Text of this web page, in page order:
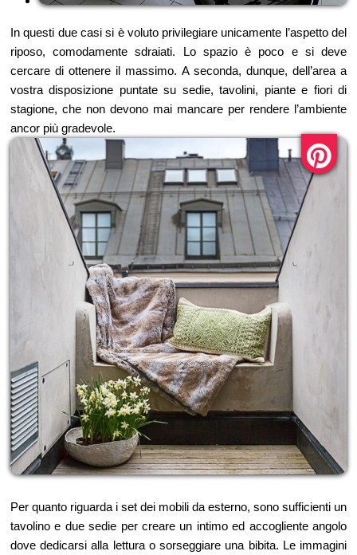
In questi due casi si è voluto privilegiare unicamente l’aspetto del
riposo, comodamente sdraiati. Lo spazio è poco e si deve
cercare di ottenere il massimo. A seconda, dunque, dell’area a
vostra disposizione puntate su sedie, tavolini, piante e fiori di
stagione, che non devono mai mancare per rendere l’ambiente
ancor più gradevole.
Per quanto riguarda i set dei mobili da esterno, sono sufficienti un
tavolino e due sedie per creare un intimo ed accogliente angolo
dove dedicarsi alla lettura o sorseggiare una bibita. Le immagini